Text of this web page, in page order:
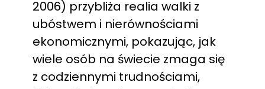
2006) przybliża realia walki z
ubóstwem i nierównościami
ekonomicznymi, pokazując, jak
wiele osób na świecie zmaga się
z codziennymi trudnościami,